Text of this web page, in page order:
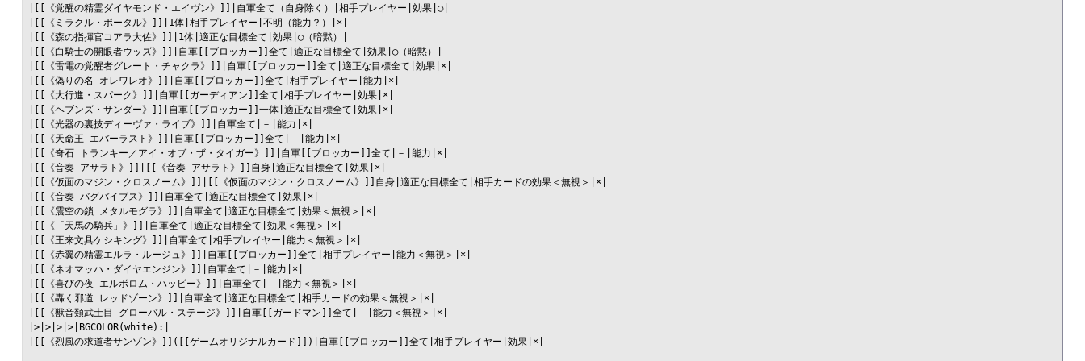
|[[《覚醒の精霊ダイヤモンド・エイヴン》]]|自軍全て（自身除く）|相手プレイヤー|効果|◯|
|[[《ミラクル・ポータル》]]|1体|相手プレイヤー|不明（能力？）|×|
|[[《森の指揮官コアラ大佐》]]|1体|適正な目標全て|効果|◯（暗黙）|
|[[《白騎士の開眼者ウッズ》]]|自軍[[ブロッカー]]全て|適正な目標全て|効果|◯（暗黙）|
|[[《雷電の覚醒者グレート・チャクラ》]]|自軍[[ブロッカー]]全て|適正な目標全て|効果|×|
|[[《偽りの名 オレワレオ》]]|自軍[[ブロッカー]]全て|相手プレイヤー|能力|×|
|[[《大行進・スパーク》]]|自軍[[ガーディアン]]全て|相手プレイヤー|効果|×|
|[[《ヘブンズ・サンダー》]]|自軍[[ブロッカー]]一体|適正な目標全て|効果|×|
|[[《光器の裏技ディーヴァ・ライブ》]]|自軍全て|－|能力|×|
|[[《天命王 エバーラスト》]]|自軍[[ブロッカー]]全て|－|能力|×|
|[[《奇石 トランキー／アイ・オブ・ザ・タイガー》]]|自軍[[ブロッカー]]全て|－|能力|×|
|[[《音奏 アサラト》]]|[[《音奏 アサラト》]]自身|適正な目標全て|効果|×|
|[[《仮面のマジン・クロスノーム》]]|[[《仮面のマジン・クロスノーム》]]自身|適正な目標全て|相手カードの効果＜無視＞|×|
|[[《音奏 バグバイブス》]]|自軍全て|適正な目標全て|効果|×|
|[[《震空の鎖 メタルモグラ》]]|自軍全て|適正な目標全て|効果＜無視＞|×|
|[[《「天馬の騎兵」》]]|自軍全て|適正な目標全て|効果＜無視＞|×|
|[[《王来文具ケシキング》]]|自軍全て|相手プレイヤー|能力＜無視＞|×|
|[[《赤翼の精霊エルラ・ルージュ》]]|自軍[[ブロッカー]]全て|相手プレイヤー|能力＜無視＞|×|
|[[《ネオマッハ・ダイヤエンジン》]]|自軍全て|－|能力|×|
|[[《喜びの夜 エルボロム・ハッピー》]]|自軍全て|－|能力＜無視＞|×|
|[[《轟く邪道 レッドゾーン》]]|自軍全て|適正な目標全て|相手カードの効果＜無視＞|×|
|[[《獣音類武士目 グローバル・ステージ》]]|自軍[[ガードマン]]全て|－|能力＜無視＞|×|
|>|>|>|>|BGCOLOR(white):|
|[[《烈風の求道者サンゾン》]]([[ゲームオリジナルカード]])|自軍[[ブロッカー]]全て|相手プレイヤー|効果|×|